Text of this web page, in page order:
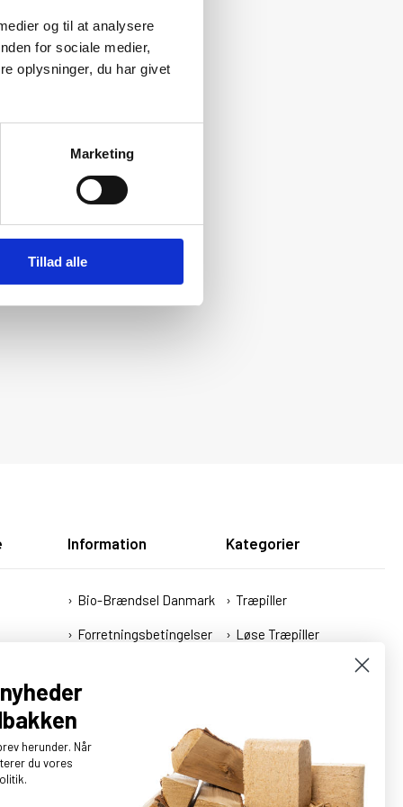
og til at analysere
for sociale medier,
oplysninger, du har givet
Marketing
Tillad alle
ud
Information
Bio-Brændsel Danmark
Forretningsbetingelser
Cookies
Kategorier
Træpiller
Løse Træpiller
Strøelse
herunder. Når
du vores